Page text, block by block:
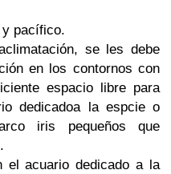
pacífico.
se les debe
en los contornos con
espacio libre para
dedicadoa la espcie o
iris pequeños que
el acuario dedicado a la